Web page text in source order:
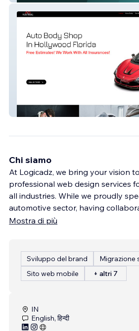
AnS Autobody
Chi siamo
At Logicadz, we bring your vision
professional web design services
all industries. While we proudly
automotive sector, having
Mostra di più
Sviluppo del brand
Migrazione
Sito web mobile
+ altri 7
IN
English, हिन्दी